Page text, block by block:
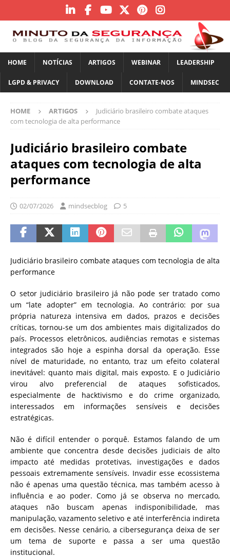
HOME NOTÍCIAS ARTIGOS WEBINAR LEADERSHIP
LGPD & PRIVACY DOWNLOAD CONTATE-NOS MINDSEC
HOME ARTIGOS
Judiciário brasileiro combate ataques
com tecnologia de alta performance
Judiciário brasileiro combate
ataques com tecnologia de alta
performance
02/07/2026 mindsecblog 5
Judiciário brasileiro combate ataques com tecnologia de alta
performance
O setor judiciário brasileiro já não pode ser tratado como
um “late adopter” em tecnologia. Ao contrário: por sua
própria natureza intensiva em dados, prazos e decisões
críticas, tornou-se um dos ambientes mais digitalizados do
país. Processos eletrônicos, audiências remotas e sistemas
integrados são hoje a espinha dorsal da operação. Esse
nível de maturidade, no entanto, traz um efeito colateral
inevitável: quanto mais digital, mais exposto. E o Judiciário
virou alvo preferencial de ataques sofisticados,
especialmente de hacktivismo e do crime organizado,
interessados em informações sensíveis e decisões
estratégicas.
Não é difícil entender o porquê. Estamos falando de um
ambiente que concentra desde decisões judiciais de alto
impacto até medidas protetivas, investigações e dados
pessoais extremamente sensíveis. Invadir esse ecossistema
não é apenas uma questão técnica, mas também acesso à
influência e ao poder. Como já se observa no mercado,
ataques não buscam apenas indisponibilidade, mas
manipulação, vazamento seletivo e até interferência indireta
em decisões. Nesse cenário, a cibersegurança deixa de ser
um tema de suporte e passa a ser uma questão
institucional.